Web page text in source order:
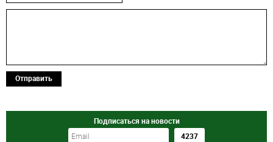
Отправить
Подписаться на новости